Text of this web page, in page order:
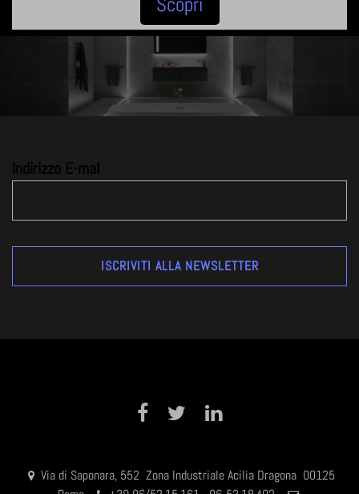
Indirizzo E-mal
Facebook Twitter
Via di Saponara, 552 Zona Industriale Acilia Dragona 00125